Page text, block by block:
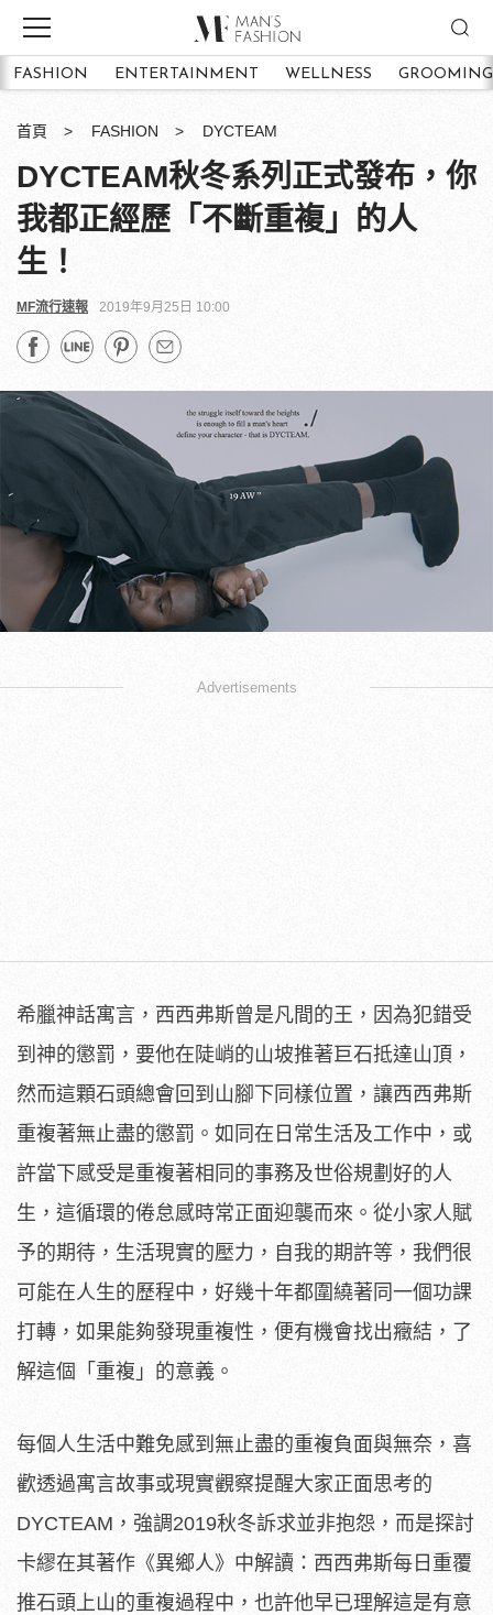
FASHION ENTERTAINMENT WELLNESS GROOMING
首頁 FASHION DYCTEAM
DYCTEAM秋冬系列正式發布，你
我都正經歷「不斷重複」的人
生！
MF流行速報 2019年9月25日 10:00
Advertisements
希臘神話寓言，西西弗斯曾是凡間的王，因為犯錯受
到神的懲罰，要他在陡峭的山坡推著巨石抵達山頂，
然而這顆石頭總會回到山腳下同樣位置，讓西西弗斯
重複著無止盡的懲罰。如同在日常生活及工作中，或
許當下感受是重複著相同的事務及世俗規劃好的人
生，這循環的倦怠感時常正面迎襲而來。從小家人賦
予的期待，生活現實的壓力，自我的期許等，我們很
可能在人生的歷程中，好幾十年都圍繞著同一個功課
打轉，如果能夠發現重複性，便有機會找出癥結，了
解這個「重複」的意義。
每個人生活中難免感到無止盡的重複負面與無奈，喜
歡透過寓言故事或現實觀察提醒大家正面思考的
DYCTEAM，強調2019秋冬訴求並非抱怨，而是探討
卡繆在其著作《異鄉人》中解讀：西西弗斯每日重覆
推石頭上山的重複過程中，也許他早已理解這是有意